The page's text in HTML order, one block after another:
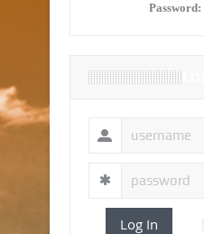
Password:
Log In